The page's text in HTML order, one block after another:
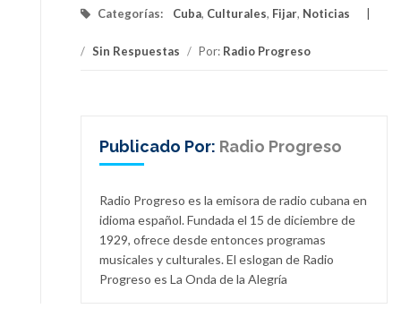
Categorías: Cuba, Culturales, Fijar, Noticias
/ Sin Respuestas / Por: Radio Progreso
Publicado Por: Radio Progreso
Radio Progreso es la emisora de radio cubana en
idioma español. Fundada el 15 de diciembre de
1929, ofrece desde entonces programas
musicales y culturales. El eslogan de Radio
Progreso es La Onda de la Alegría